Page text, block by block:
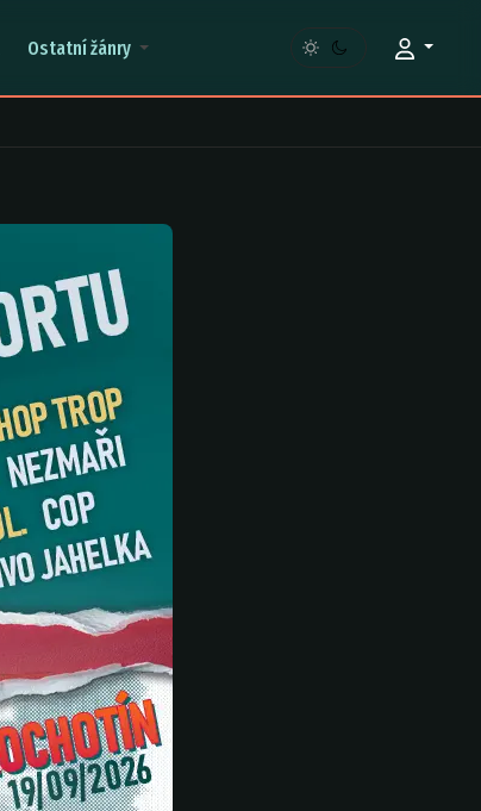
Ostatní žánry